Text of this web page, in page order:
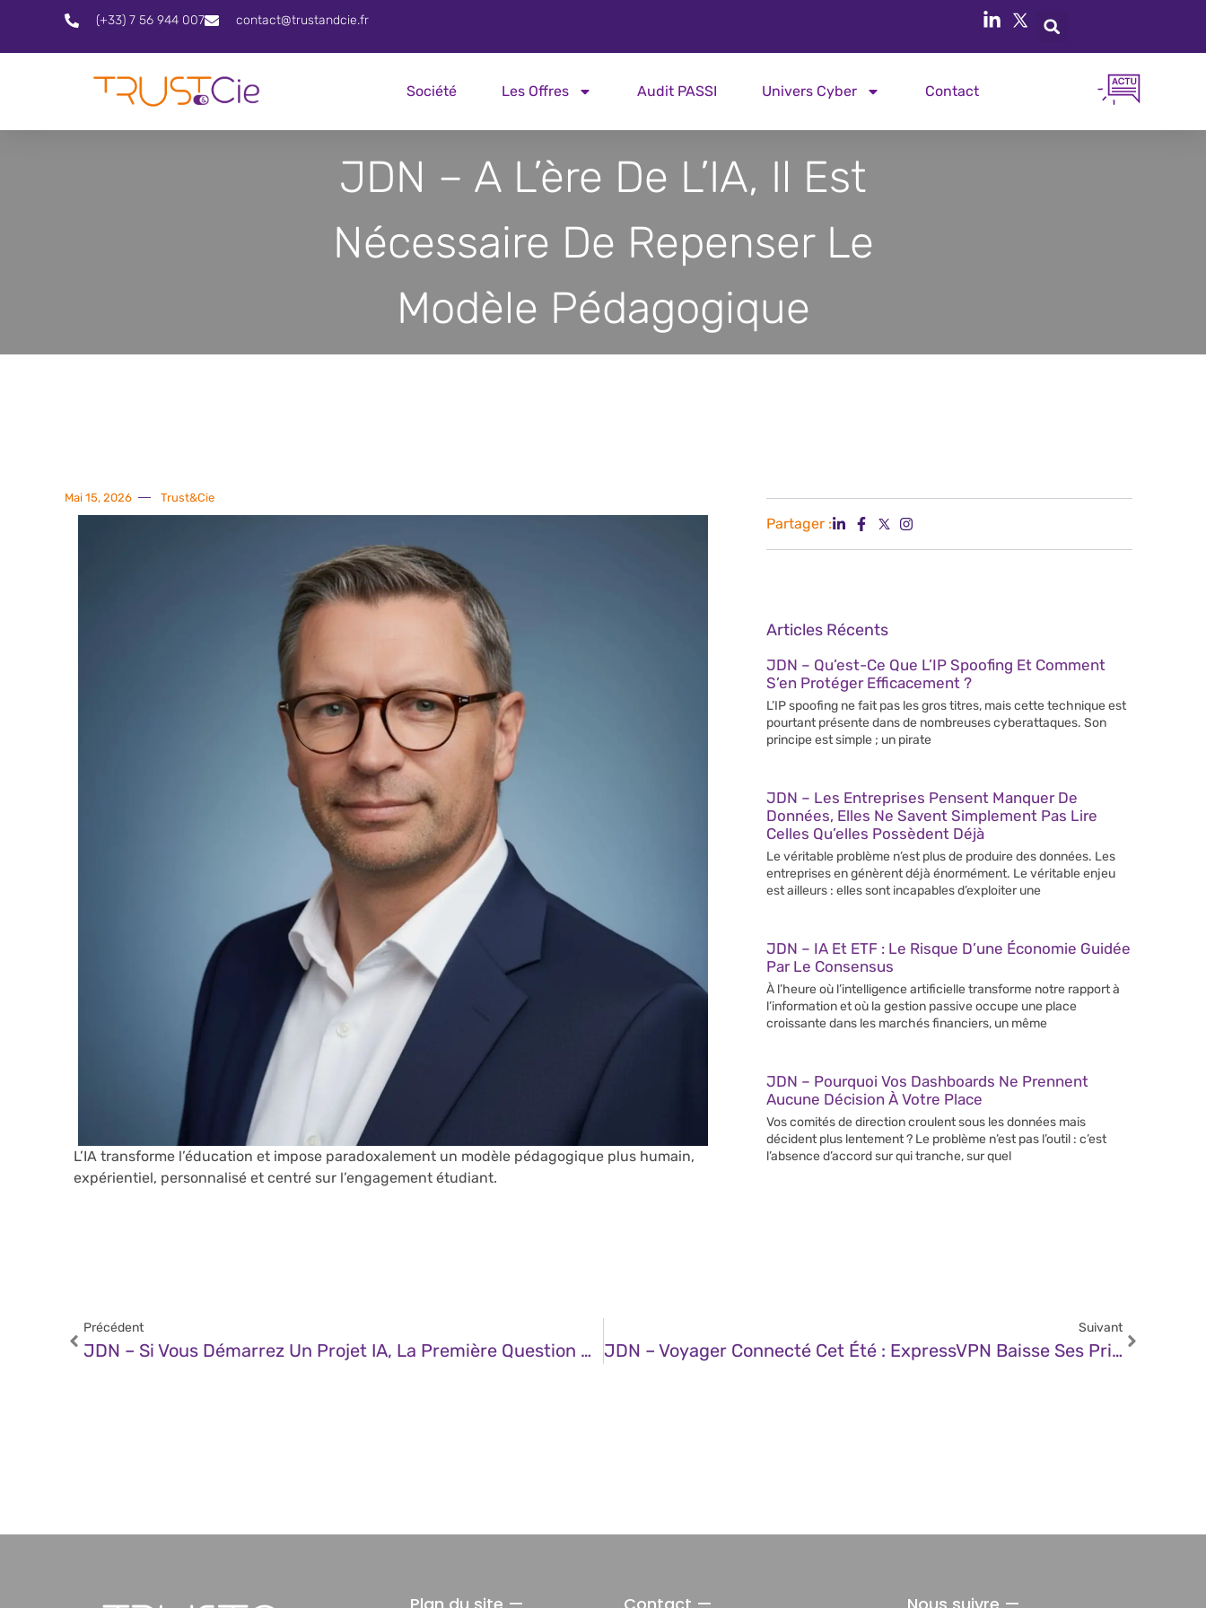
(+33) 7 56 944 007 contact@trustandcie.fr
Société Les Offres Audit PASSI Univers Cyber Contact
JDN – A L’ère De L’IA, Il Est
Nécessaire De Repenser Le
Modèle Pédagogique
Mai 15, 2026 Trust&Cie
L’IA transforme l’éducation et impose paradoxalement un modèle pédagogique plus humain,
expérientiel, personnalisé et centré sur l’engagement étudiant.
Partager :
Articles Récents
JDN – Qu’est-Ce Que L’IP Spoofing Et Comment
S’en Protéger Efficacement ?
L’IP spoofing ne fait pas les gros titres, mais cette technique est
pourtant présente dans de nombreuses cyberattaques. Son
principe est simple ; un pirate
JDN – Les Entreprises Pensent Manquer De
Données, Elles Ne Savent Simplement Pas Lire
Celles Qu’elles Possèdent Déjà
Le véritable problème n’est plus de produire des données. Les
entreprises en génèrent déjà énormément. Le véritable enjeu
est ailleurs : elles sont incapables d’exploiter une
JDN – IA Et ETF : Le Risque D’une Économie Guidée
Par Le Consensus
À l’heure où l’intelligence artificielle transforme notre rapport à
l’information et où la gestion passive occupe une place
croissante dans les marchés financiers, un même
JDN – Pourquoi Vos Dashboards Ne Prennent
Aucune Décision À Votre Place
Vos comités de direction croulent sous les données mais
décident plus lentement ? Le problème n’est pas l’outil : c’est
l’absence d’accord sur qui tranche, sur quel
Précédent
JDN – Si Vous Démarrez Un Projet IA, La Première Question N’est Pas De Choisir Votre Modèle
Suivant
JDN – Voyager Connecté Cet Été : ExpressVPN Baisse Ses Prix Jusqu’à -79 %